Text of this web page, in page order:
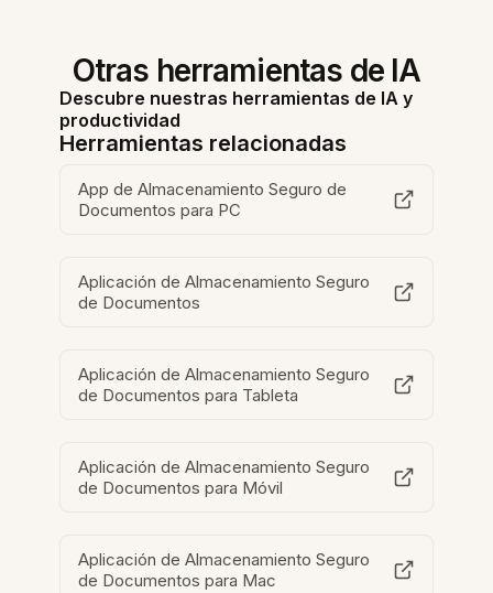
Otras herramientas de IA
Descubre nuestras herramientas de IA y
productividad
Herramientas relacionadas
App de Almacenamiento Seguro de
Documentos para PC
Aplicación de Almacenamiento Seguro
de Documentos
Aplicación de Almacenamiento Seguro
de Documentos para Tableta
Aplicación de Almacenamiento Seguro
de Documentos para Móvil
Aplicación de Almacenamiento Seguro
de Documentos para Mac